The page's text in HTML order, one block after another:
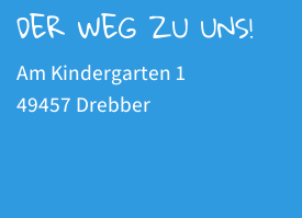
DER WEG ZU UNS!
Am Kindergarten 1
49457 Drebber